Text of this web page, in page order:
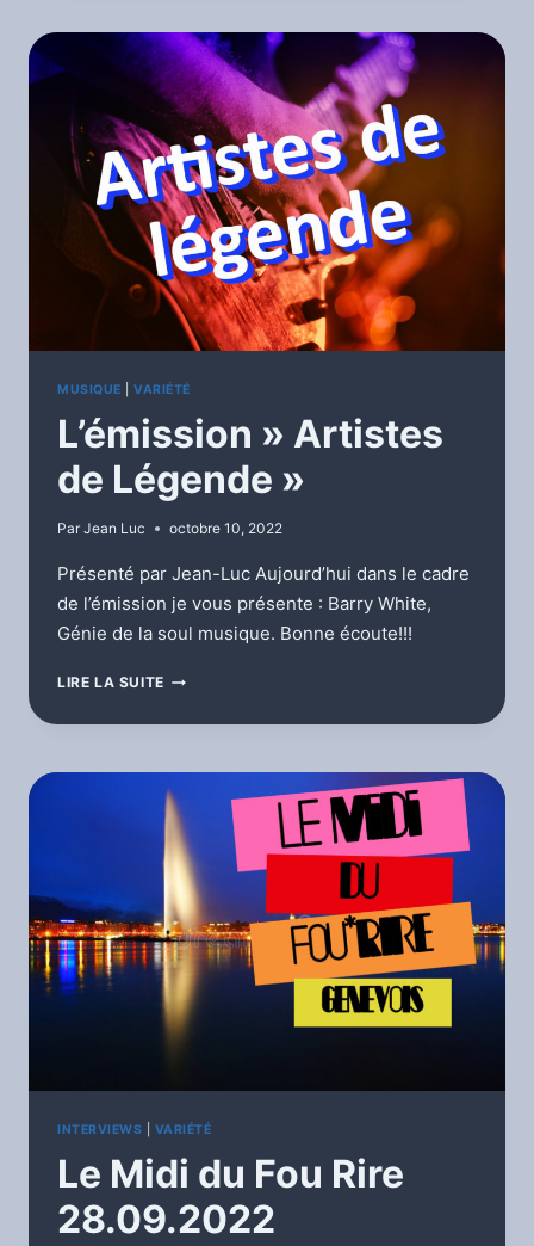
MUSIQUE |VARIÉTÉ
L’émission » Artistes
de Légende »
Par Jean Luc octobre 10, 2022
Présenté par Jean-Luc Aujourd’hui dans le cadre
de l’émission je vous présente : Barry White,
Génie de la soul musique. Bonne écoute!!!
LIRE LA SUITE L’ÉMISSION »
DE
INTERVIEWS VARIÉTÉ
Le Midi du Fou Rire
28.09.2022